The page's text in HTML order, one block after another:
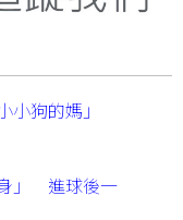
小狗的媽」
」 進球後一